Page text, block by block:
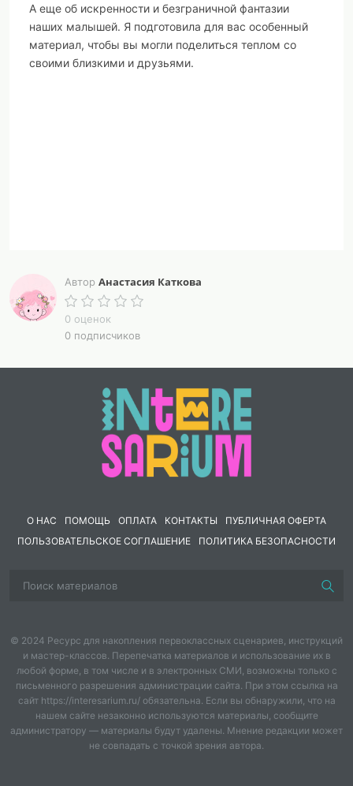
А еще об искренности и безграничной фантазии
наших малышей. Я подготовила для вас особенный
материал, чтобы вы могли поделиться теплом со
своими близкими и друзьями.
Автор Анастасия Каткова
0 оценок
0 подписчиков
О НАС ПОМОЩЬ ОПЛАТА КОНТАКТЫ
ПУБЛИЧНАЯ ОФЕРТА
ПОЛЬЗОВАТЕЛЬСКОЕ СОГЛАШЕНИЕ
ПОЛИТИКА БЕЗОПАСНОСТИ
© 2024 Ресурс для накопления первоклассных сценариев, инструкций
и мастер-классов. Перепечатка материалов и использование их в
любой форме, в том числе и в электронных СМИ, возможны только с
письменного разрешения администрации сайта. При этом ссылка на
сайт https://interesarium.ru/ обязательна. Если вы обнаружили, что на
нашем сайте незаконно используются материалы, сообщите
администратору — материалы будут удалены. Мнение редакции может
не совпадать с точкой зрения автора.